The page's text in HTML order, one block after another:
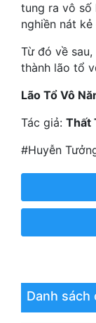
Linh Dị
Làm Giàu
Lịch Sử
Mưu Mô
Mạt Thế
Mỹ Thực
Ngôn Tình
Ngược
Phong Thủy - Tâm
Phương Tây
tung ra vô số
nghiền nát
Từ đó về
thành lão tổ
Lão Tổ Vô
Tác giả: Thất
#Huyễn
Danh